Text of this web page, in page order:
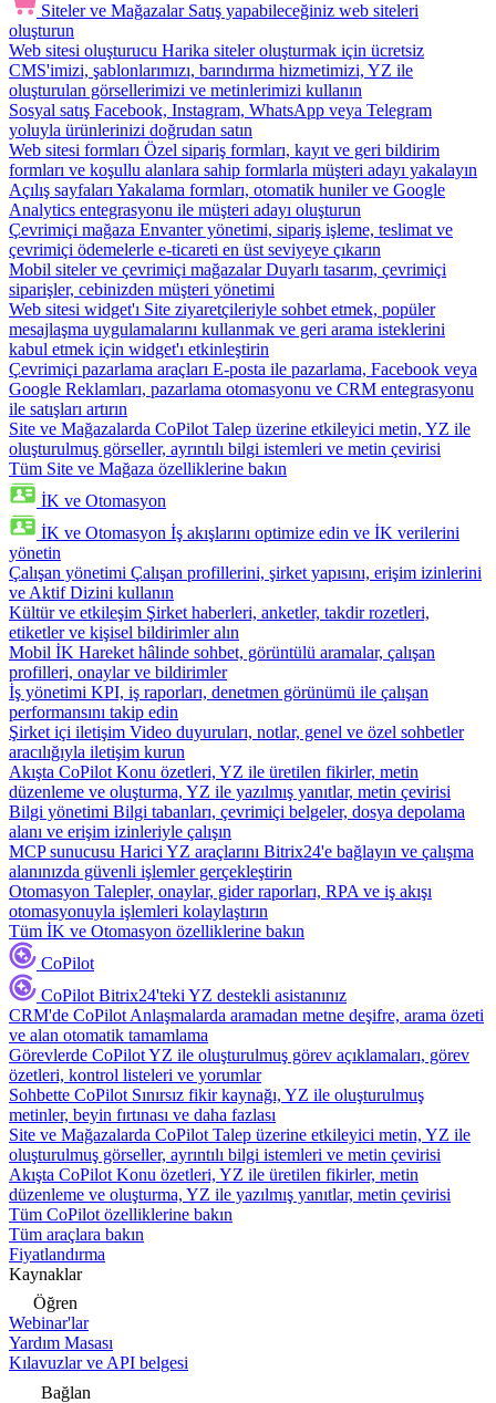
Siteler ve Mağazalar Satış yapabileceğiniz web siteleri
oluşturun
Web sitesi oluşturucu Harika siteler oluşturmak için ücretsiz
CMS'imizi, şablonlarımızı, barındırma hizmetimizi, YZ ile
oluşturulan görsellerimizi ve metinlerimizi kullanın
Sosyal satış Facebook, Instagram, WhatsApp veya Telegram
yoluyla ürünlerinizi doğrudan satın
Web sitesi formları Özel sipariş formları, kayıt ve geri bildirim
formları ve koşullu alanlara sahip formlarla müşteri adayı yakalayın
Açılış sayfaları Yakalama formları, otomatik huniler ve Google
Analytics entegrasyonu ile müşteri adayı oluşturun
Çevrimiçi mağaza Envanter yönetimi, sipariş işleme, teslimat ve
çevrimiçi ödemelerle e-ticareti en üst seviyeye çıkarın
Mobil siteler ve çevrimiçi mağazalar Duyarlı tasarım, çevrimiçi
siparişler, cebinizden müşteri yönetimi
Web sitesi widget'ı Site ziyaretçileriyle sohbet etmek, popüler
mesajlaşma uygulamalarını kullanmak ve geri arama isteklerini
kabul etmek için widget'ı etkinleştirin
Çevrimiçi pazarlama araçları E-posta ile pazarlama, Facebook veya
Google Reklamları, pazarlama otomasyonu ve CRM entegrasyonu
ile satışları artırın
Site ve Mağazalarda CoPilot Talep üzerine etkileyici metin, YZ ile
oluşturulmuş görseller, ayrıntılı bilgi istemleri ve metin çevirisi
Tüm Site ve Mağaza özelliklerine bakın
İK ve Otomasyon
İK ve Otomasyon İş akışlarını optimize edin ve İK verilerini
yönetin
Çalışan yönetimi Çalışan profillerini, şirket yapısını, erişim izinlerini
ve Aktif Dizini kullanın
Kültür ve etkileşim Şirket haberleri, anketler, takdir rozetleri,
etiketler ve kişisel bildirimler alın
Mobil İK Hareket hâlinde sohbet, görüntülü aramalar, çalışan
profilleri, onaylar ve bildirimler
İş yönetimi KPI, iş raporları, denetmen görünümü ile çalışan
performansını takip edin
Şirket içi iletişim Video duyuruları, notlar, genel ve özel sohbetler
aracılığıyla iletişim kurun
Akışta CoPilot Konu özetleri, YZ ile üretilen fikirler, metin
düzenleme ve oluşturma, YZ ile yazılmış yanıtlar, metin çevirisi
Bilgi yönetimi Bilgi tabanları, çevrimiçi belgeler, dosya depolama
alanı ve erişim izinleriyle çalışın
MCP sunucusu Harici YZ araçlarını Bitrix24'e bağlayın ve çalışma
alanınızda güvenli işlemler gerçekleştirin
Otomasyon Talepler, onaylar, gider raporları, RPA ve iş akışı
otomasyonuyla işlemleri kolaylaştırın
Tüm İK ve Otomasyon özelliklerine bakın
CoPilot
CoPilot Bitrix24'teki YZ destekli asistanınız
CRM'de CoPilot Anlaşmalarda aramadan metne deşifre, arama özeti
ve alan otomatik tamamlama
Görevlerde CoPilotYZ ile oluşturulmuş görev açıklamaları, görev
özetleri, kontrol listeleri ve yorumlar
Sohbette CoPilot Sınırsız fikir kaynağı, YZ ile oluşturulmuş
metinler, beyin fırtınası ve daha fazlası
Site ve Mağazalarda CoPilot Talep üzerine etkileyici metin, YZ ile
oluşturulmuş görseller, ayrıntılı bilgi istemleri ve metin çevirisi
Akışta CoPilot Konu özetleri, YZ ile üretilen fikirler, metin
düzenleme ve oluşturma, YZ ile yazılmış yanıtlar, metin çevirisi
Tüm CoPilot özelliklerine bakın
Tüm araçlara bakın
Fiyatlandırma
Kaynaklar
Öğren
Webinar'lar
Yardım Masası
Kılavuzlar ve API belgesi
Bağlan